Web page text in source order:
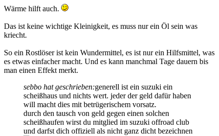
Wärme hilft auch.
Das ist keine wichtige Kleinigkeit, es muss nur ein Öl sein was
kriecht.
So ein Rostlöser ist kein Wundermittel, es ist nur ein Hilfsmittel, was
es etwas einfacher macht. Und es kann manchmal Tage dauern bis
man einen Effekt merkt.
sebbo hat geschrieben:generell ist ein suzuki ein
scheißhaus und nichts wert. jeder der geld dafür haben
will macht dies mit betrügerischem vorsatz.
durch den tausch von geld gegen einen solchen
scheißhaufen wirst du mitglied im suzuki offroad club
und darfst dich offiziell als nicht ganz dicht bezeichnen